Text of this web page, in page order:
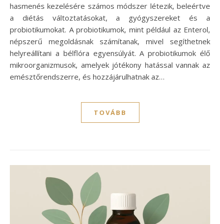
hasmenés kezelésére számos módszer létezik, beleértve
a diétás változtatásokat, a gyógyszereket és a
probiotikumokat. A probiotikumok, mint például az Enterol,
népszerű megoldásnak számítanak, mivel segíthetnek
helyreállítani a bélflóra egyensúlyát. A probiotikumok élő
mikroorganizmusok, amelyek jótékony hatással vannak az
emésztőrendszerre, és hozzájárulhatnak az…
TOVÁBB